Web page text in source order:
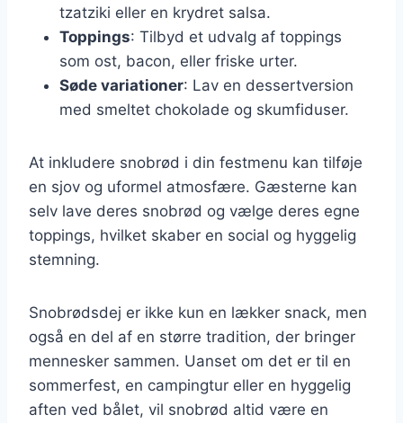
tzatziki eller en krydret salsa.
Toppings: Tilbyd et udvalg af toppings
som ost, bacon, eller friske urter.
Søde variationer: Lav en dessertversion
med smeltet chokolade og skumfiduser.
At inkludere snobrød i din festmenu kan tilføje
en sjov og uformel atmosfære. Gæsterne kan
selv lave deres snobrød og vælge deres egne
toppings, hvilket skaber en social og hyggelig
stemning.
Snobrødsdej er ikke kun en lækker snack, men
også en del af en større tradition, der bringer
mennesker sammen. Uanset om det er til en
sommerfest, en campingtur eller en hyggelig
aften ved bålet, vil snobrød altid være en